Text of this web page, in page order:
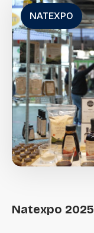
NATEXPO
Natexpo 2025